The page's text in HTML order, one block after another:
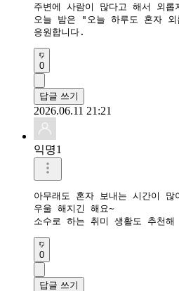
주변에 사람이 많다고 해서 외
오늘 밤은 "오늘 하루도 혼자
0
답글 쓰기
2026.06.11 21:21
익명1
아무래도 혼자 보내는 시간이 많
우울 해지긴 해요~
소수로 하는 취미 생활도 추천해
0
답글 쓰기